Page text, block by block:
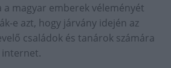
a magyar emberek véleményét
e azt, hogy járvány idején az
családok és tanárok számára
internet.